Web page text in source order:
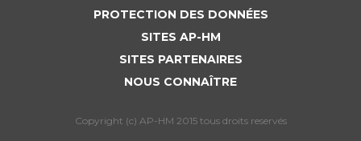
PROTECTION DES DONNÉES
SITES AP-HM
SITES PARTENAIRES
NOUS CONNAÎTRE
Copyright (c) AP-HM 2015 tous droits reservés